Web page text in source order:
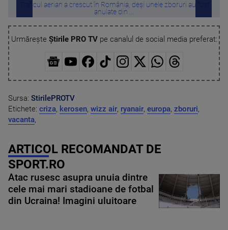
Traficul aerian a crescut în România, deși unele zboruri au fost
anulate din ...
Urmărește Știrile PRO TVpe canalul de social media preferat:
Sursa: StirilePROTV
Etichete: criza, kerosen, wizz air, ryanair, europa, zboruri,
vacanta,
ARTICOL RECOMANDAT DE
SPORT.RO
Atac rusesc asupra unuia dintre
cele mai mari stadioane de fotbal
din Ucraina! Imagini uluitoare